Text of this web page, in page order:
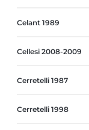
Celant 1989
Cellesi 2008-2009
Cerretelli 1987
Cerretelli 1998